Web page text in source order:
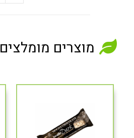
מוצרים מומלצים